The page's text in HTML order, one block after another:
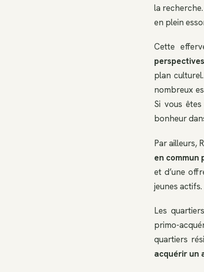
la
en plein
Cette
plan
nombreux
Si vous
bonheur
Par ailleurs,
en commun
et d’une
jeunes actifs.
Les
primo-
quartiers
acquérir un